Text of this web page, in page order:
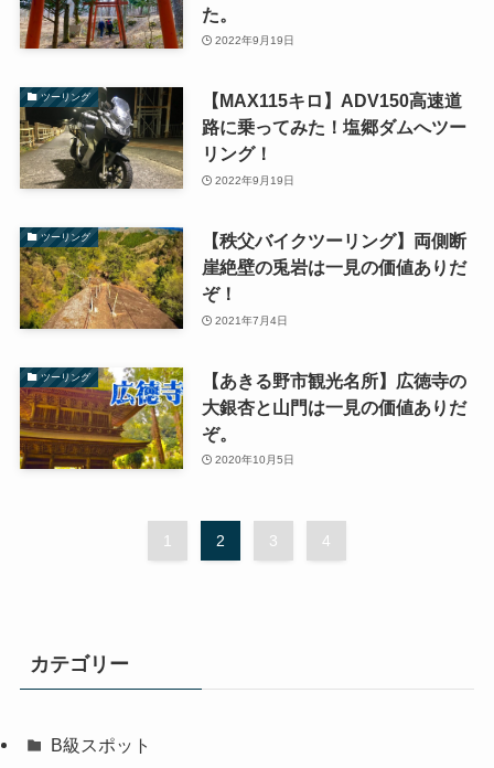
た。
2022年9月19日
ツーリング
【MAX115キロ】ADV150高速道
路に乗ってみた！塩郷ダムへツー
リング！
2022年9月19日
ツーリング
【秩父バイクツーリング】両側断
崖絶壁の兎岩は一見の価値ありだ
ぞ！
2021年7月4日
ツーリング
【あきる野市観光名所】広徳寺の
大銀杏と山門は一見の価値ありだ
ぞ。
2020年10月5日
1 2 3 4
カテゴリー
B級スポット